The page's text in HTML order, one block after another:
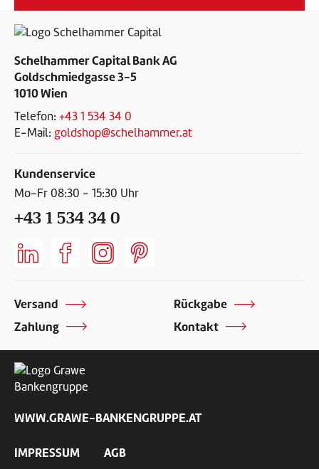
Schelhammer Capital Bank AG
Goldschmiedgasse 3-5
1010 Wien
Telefon: +43 1 534 34 0
E-Mail: goldshop@schelhammer.at
Kundenservice
Mo-Fr 08:30 - 15:30 Uhr
+43 1 534 34 0
Versand
Rückgabe
Zahlung
Kontakt
WWW.GRAWE-BANKENGRUPPE.AT
IMPRESSUM AGB